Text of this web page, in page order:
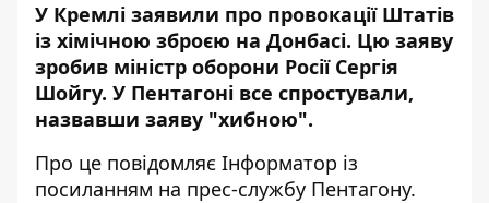
У Кремлі заявили про провокації Штатів
із хімічною зброєю на Донбасі. Цю заяву
зробив міністр оборони Росії Сергія
Шойгу. У Пентагоні все спростували,
назвавши заяву "хибною".
Про це повідомляє Інформатор із
посиланням на прес-службу Пентагону.